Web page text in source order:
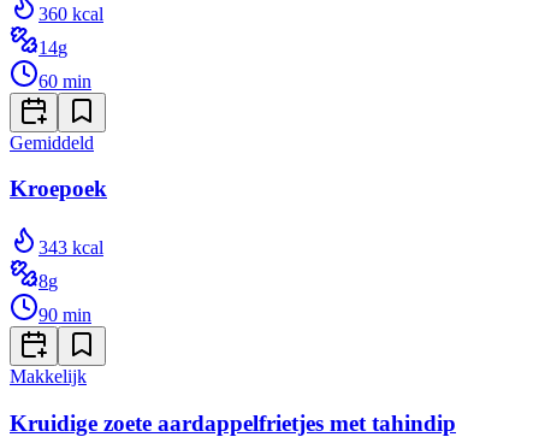
360 kcal
14g
60 min
Gemiddeld
Kroepoek
343 kcal
8g
90 min
Makkelijk
Kruidige zoete aardappelfrietjes met tahindip